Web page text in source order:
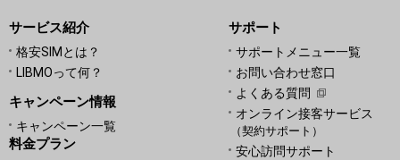
サービス紹介
格安SIMとは？
LIBMOって何？
キャンペーン情報
キャンペーン一覧
料金プラン
サポート
サポートメニュー一覧
お問い合わせ窓口
よくある質問
オンライン接客サービス
（契約サポート）
安心訪問サポート